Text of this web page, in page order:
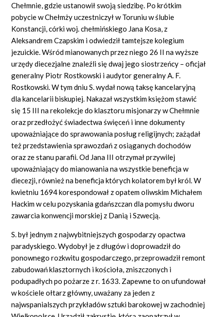
Chełmnie, gdzie ustanowił swoją siedzibę. Po krótkim
pobycie w Chełmży uczestniczył w Toruniu w ślubie
Konstancji, córki woj. chełmińskiego Jana Kosa, z
Aleksandrem Czapskim i odwiedził tamtejsze kolegium
jezuickie. Wśród mianowanych przez niego 26 II na wyższe
urzędy diecezjalne znaleźli się dwaj jego siostrzeńcy – oficjał
generalny Piotr Rostkowski i audytor generalny A. F.
Rostkowski. W tym dniu S. wydał nową taksę kancelaryjną
dla kancelarii biskupiej. Nakazał wszystkim księżom stawić
się 15 III na rekolekcje do klasztoru misjonarzy w Chełmnie
oraz przedłożyć świadectwa święceń i inne dokumenty
upoważniające do sprawowania posług religijnych; zażądał
też przedstawienia sprawozdań z osiąganych dochodów
oraz ze stanu parafii. Od Jana III otrzymał przywilej
upoważniający do mianowania na wszystkie beneficja w
diecezji, również na beneficja których kolatorem był król. W
kwietniu 1694 korespondował z opatem oliwskim Michałem
Hackim w celu pozyskania gdańszczan dla pomysłu dworu
zawarcia konwencji morskiej z Danią i Szwecją.
S. był jednym z najwybitniejszych gospodarzy opactwa
paradyskiego. Wydobył je z długów i doprowadził do
ponownego rozkwitu gospodarczego, przeprowadził remont
zabudowań klasztornych i kościoła, zniszczonych i
podupadłych po pożarze z r. 1633. Zapewne to on ufundował
w kościele ołtarz główny, uważany za jeden z
najwspanialszych przykładów sztuki barokowej w zachodniej